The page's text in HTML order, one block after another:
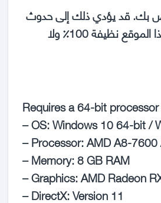
بك. قد يؤدي ذلك إلى حدوث
مشكلات في اللعبة التي تقوم بتثبيتها مثل الأعطال والأخطاء. جميع ملفات التنزيل على هذا الموقع نظيفة 100٪ ولا
Requires a 64-bit
– OS: Windows 10 64-bit /
– Processor: AMD A8-
– Memory: 8 GB RAM
– Graphics: AMD Radeon
– DirectX: Version 11